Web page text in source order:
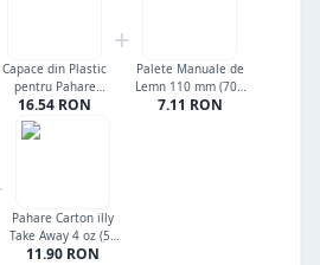
Capace din Plastic
pentru Pahare
Carton illy Take
Away 7 oz (100
buc/set)
16.54 RON
+
Palete Manuale de
Lemn 110 mm (700
buc)
7.11 RON
Pahare Carton illy
Take Away 4 oz (50
buc/set)
11.90 RON